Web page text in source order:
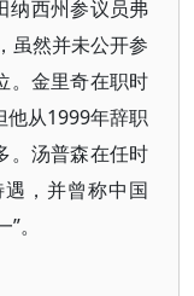
纳西州参议员弗
虽然并未公开参
。金里奇在职时
他从1999年辞职
。汤普森在任时
，并曾称中国
。